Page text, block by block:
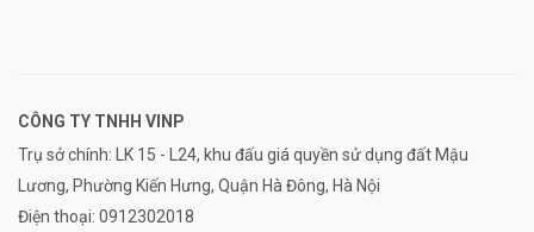
CÔNG TY TNHH VINP
Trụ sở chính: LK 15 - L24, khu đấu giá quyền sử dụng đất Mậu
Lương, Phường Kiến Hưng, Quận Hà Đông, Hà Nội
Điện thoại: 0912302018